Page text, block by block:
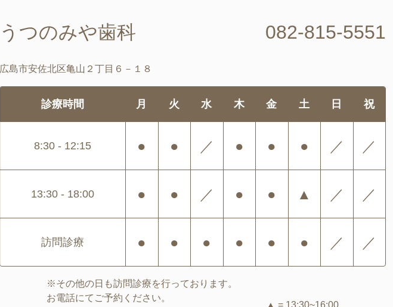
うつのみや歯科
広島市安佐北区亀山２丁目６－１８
082-815-5551
診療時間 月 火 水 木 金 土 日 祝
8:30 - 12:15 ● ● ／ ● ● ● ／ ／
13:30 - 18:00 ● ● ／ ● ● ▲ ／ ／
訪問診療 ● ● ● ● ● ● ／ ／
※その他の日も訪問診療を行っております。
お電話にてご予約ください。
▲ = 13:30~16:00